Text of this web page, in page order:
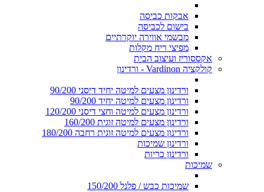
אבקות כביסה
בישום לכביסה
מבשמי אווירה יוקרתיים
מפיצי ריח מקלות
אקססוריז ועיצוב הבית
קולקציה Vardinon - ורדינון
ורדינון מצעים למיטה יחיד דיסני 90/200
ורדינון מצעים למיטה יחיד 90/200
ורדינון מצעים למיטה וחצי דיסני 120/200
ורדינון מצעים למיטה זוגית 160/200
ורדינון מצעים למיטה זוגית רחבה 180/200
ורדינון שמיכות
ורדינון כריות
שמיכות
שמיכות כבש / פלנל 150/200